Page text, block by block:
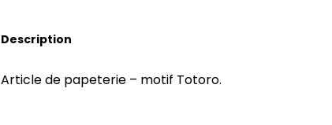
Description
Article de papeterie – motif Totoro.